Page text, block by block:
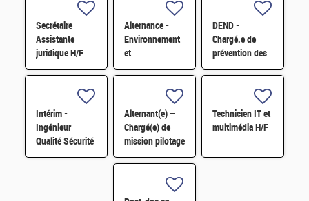
Secrétaire
Assistante
juridique H/F
Alternance -
Environnement
et
développement
DEND -
Chargé.e de
prévention des
risques
et conseiller.e
en
radioprotection
Intérim -
Ingénieur
Qualité Sécurité
Environnement
Alternant(e) –
Chargé(e) de
mission pilotage
de projets et
digitale H/F
Technicien IT et
multimédia H/F